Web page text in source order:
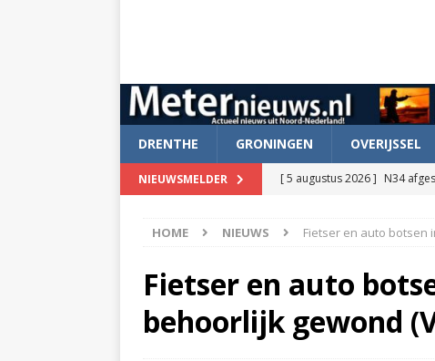
DRENTHE GRONINGEN OVERIJSSEL
NIEUWSMELDER [ 5 augustus 2026 ] N34
[ 4 augustus 2026 ] Olieslang
Hoogeveen(Video)
NIEUWS
NIEUWS
HOME NIEUWS Fietser en auto botsen
Fietser en auto
behoorlijk gewond